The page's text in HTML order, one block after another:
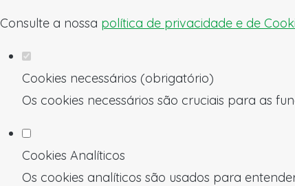
Consulte a nossa política de privacidade e de
Cookies necessários (obrigatório)
Os cookies necessários são cruciais para as
Cookies Analíticos
Os cookies analíticos são usados para